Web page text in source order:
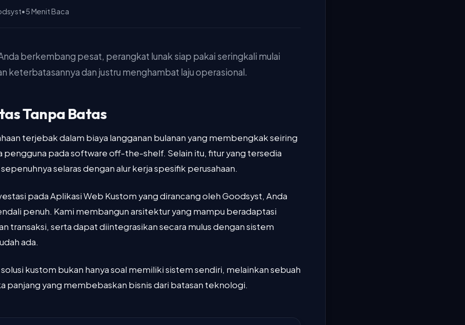
•5 Menit Baca
berkembang pesat, perangkat lunak siap pakai seringkali mulai
keterbatasannya dan justru menghambat laju operasional.
Tanpa Batas
terjebak dalam biaya langganan bulanan yang membengkak seiring
pengguna pada software off-the-shelf. Selain itu, fitur yang tersedia
selaras dengan alur kerja spesifik perusahaan.
pada Aplikasi Web Kustom yang dirancang oleh Goodsyst, Anda
penuh. Kami membangun arsitektur yang mampu beradaptasi
transaksi, serta dapat diintegrasikan secara mulus dengan sistem
ada.
solusi kustom bukan hanya soal memiliki sistem sendiri, melainkan sebuah
panjang yang membebaskan bisnis dari batasan teknologi.